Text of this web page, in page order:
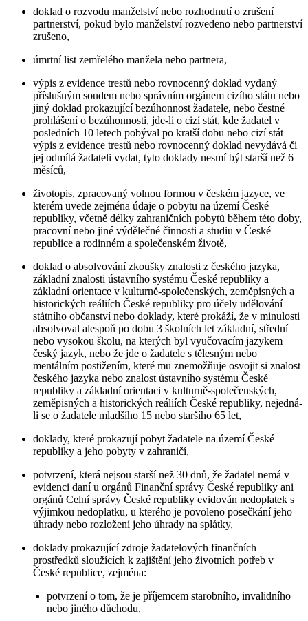
doklad o rozvodu manželství nebo rozhodnutí o zrušení
partnerství, pokud bylo manželství rozvedeno nebo partnerství
zrušeno,
úmrtní list zemřelého manžela nebo partnera,
výpis z evidence trestů nebo rovnocenný doklad vydaný
příslušným soudem nebo správním orgánem cizího státu nebo
jiný doklad prokazující bezúhonnost žadatele, nebo čestné
prohlášení o bezúhonnosti, jde-li o cizí stát, kde žadatel v
posledních 10 letech pobýval po kratší dobu nebo cizí stát
výpis z evidence trestů nebo rovnocenný doklad nevydává či
jej odmítá žadateli vydat, tyto doklady nesmí být starší než 6
měsíců,
životopis, zpracovaný volnou formou v českém jazyce, ve
kterém uvede zejména údaje o pobytu na území České
republiky, včetně délky zahraničních pobytů během této doby,
pracovní nebo jiné výdělečné činnosti a studiu v České
republice a rodinném a společenském životě,
doklad o absolvování zkoušky znalosti z českého jazyka,
základní znalosti ústavního systému České republiky a
základní orientace v kulturně-společenských, zeměpisných a
historických reáliích České republiky pro účely udělování
státního občanství nebo doklady, které prokáží, že v minulosti
absolvoval alespoň po dobu 3 školních let základní, střední
nebo vysokou školu, na kterých byl vyučovacím jazykem
český jazyk, nebo že jde o žadatele s tělesným nebo
mentálním postižením, které mu znemožňuje osvojit si znalost
českého jazyka nebo znalost ústavního systému České
republiky a základní orientaci v kulturně-společenských,
zeměpisných a historických reáliích České republiky, nejedná-
li se o žadatele mladšího 15 nebo staršího 65 let,
doklady, které prokazují pobyt žadatele na území České
republiky a jeho pobyty v zahraničí,
potvrzení, která nejsou starší než 30 dnů, že žadatel nemá v
evidenci daní u orgánů Finanční správy České republiky ani
orgánů Celní správy České republiky evidován nedoplatek s
výjimkou nedoplatku, u kterého je povoleno posečkání jeho
úhrady nebo rozložení jeho úhrady na splátky,
doklady prokazující zdroje žadatelových finančních
prostředků sloužících k zajištění jeho životních potřeb v
České republice, zejména:
potvrzení o tom, že je příjemcem starobního, invalidního
nebo jiného důchodu,